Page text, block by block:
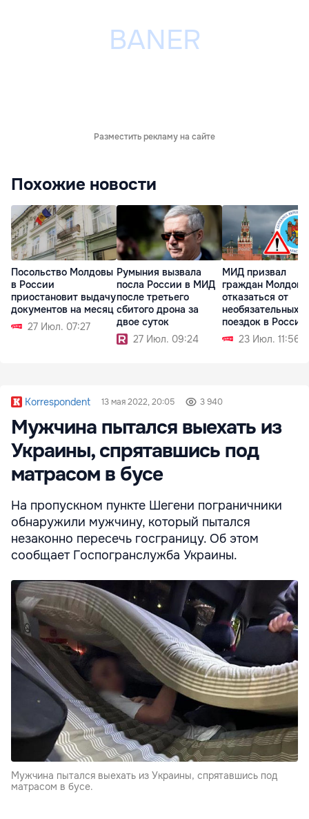
Разместить рекламу на сайте
Похожие новости
Посольство Молдовы
в России
приостановит выдачу
документов на месяц
27 Июл. 07:27
Румыния вызвала
посла России в МИД
после третьего
сбитого дрона за
двое суток
27 Июл. 09:24
МИД призвал
граждан Молдовы
отказаться от
необязательных
поездок в Россию
23 Июл. 11:56
Korrespondent 13 мая 2022, 20:05 3 940
Мужчина пытался выехать из
Украины, спрятавшись под
матрасом в бусе
На пропускном пункте Шегени пограничники
обнаружили мужчину, который пытался
незаконно пересечь госграницу. Об этом
сообщает Госпогранслужба Украины.
Мужчина пытался выехать из Украины, спрятавшись под
матрасом в бусе.